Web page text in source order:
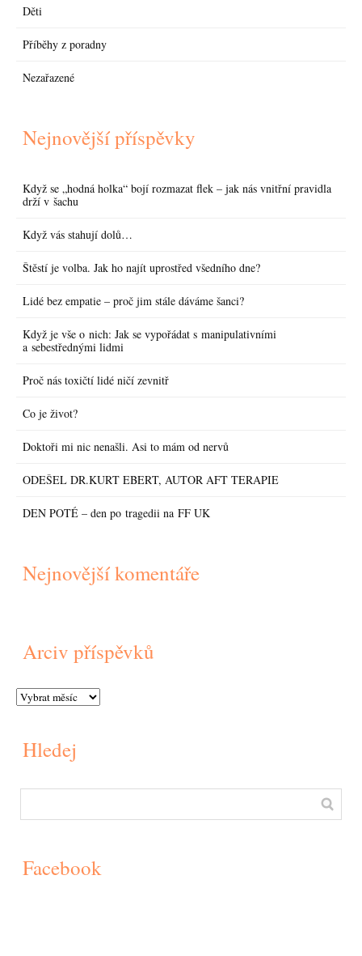
Děti
Příběhy z poradny
Nezařazené
Nejnovější příspěvky
Když se „hodná holka“ bojí rozmazat flek – jak nás vnitřní pravidla
drží v šachu
Když vás stahují dolů…
Štěstí je volba. Jak ho najít uprostřed všedního dne?
Lidé bez empatie – proč jim stále dáváme šanci?
Když je vše o nich: Jak se vypořádat s manipulativními
a sebestřednými lidmi
Proč nás toxičtí lidé ničí zevnitř
Co je život?
Doktoři mi nic nenašli. Asi to mám od nervů
ODEŠEL DR.KURT EBERT, AUTOR AFT TERAPIE
DEN POTÉ – den po tragedii na FF UK
Nejnovější komentáře
Arciv příspěvků
Hledej
Facebook